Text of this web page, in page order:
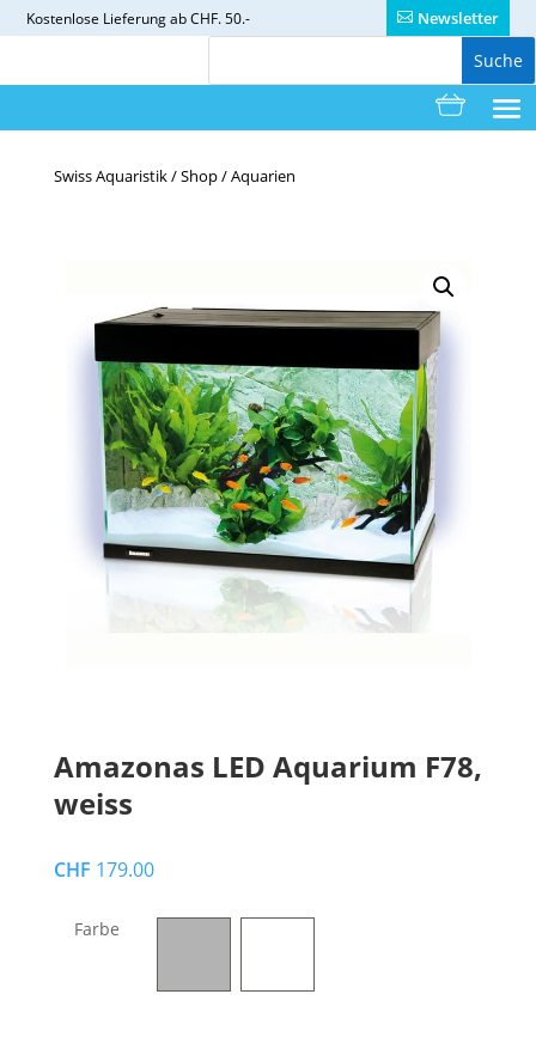
Kostenlose Lieferung ab CHF. 50.- Newsletter
Swiss Aquaristik/Shop/Aquarien
Amazonas LED Aquarium F78,
weiss
CHF 179.00
Farbe